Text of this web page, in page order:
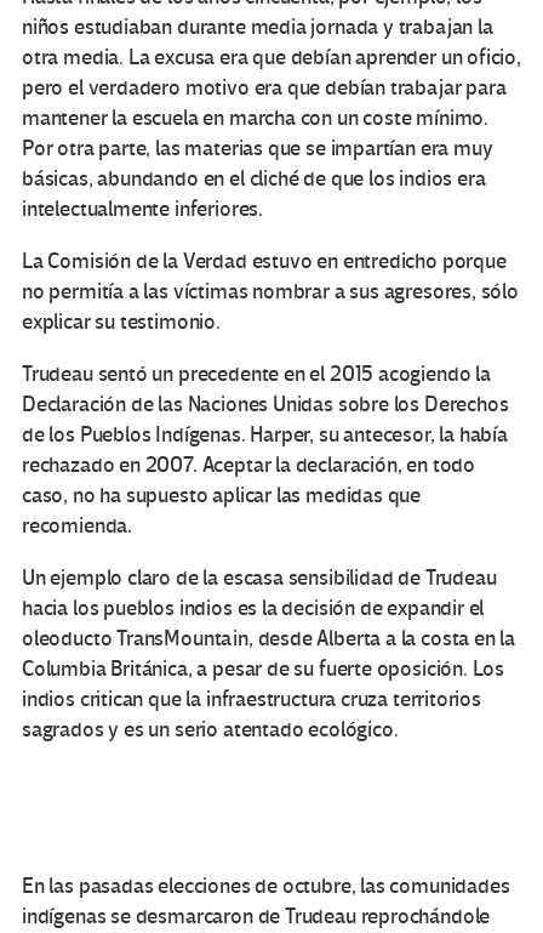
niños estudiaban durante media jornada y trabajan la
otra media. La excusa era que debían aprender un oficio,
pero el verdadero motivo era que debían trabajar para
mantener la escuela en marcha con un coste mínimo.
Por otra parte, las materias que se impartían era muy
básicas, abundando en el cliché de que los indios era
intelectualmente inferiores.
La Comisión de la Verdad estuvo en entredicho porque
no permitía a las víctimas nombrar a sus agresores, sólo
explicar su testimonio.
Trudeau sentó un precedente en el 2015 acogiendo la
Declaración de las Naciones Unidas sobre los Derechos
de los Pueblos Indígenas. Harper, su antecesor, la había
rechazado en 2007. Aceptar la declaración, en todo
caso, no ha supuesto aplicar las medidas que
recomienda.
Un ejemplo claro de la escasa sensibilidad de Trudeau
hacia los pueblos indios es la decisión de expandir el
oleoducto TransMountain, desde Alberta a la costa en la
Columbia Británica, a pesar de su fuerte oposición. Los
indios critican que la infraestructura cruza territorios
sagrados y es un serio atentado ecológico.
En las pasadas elecciones de octubre, las comunidades
indígenas se desmarcaron de Trudeau reprochándole